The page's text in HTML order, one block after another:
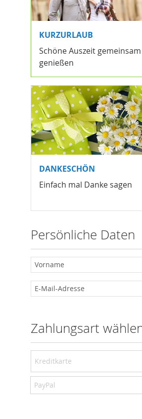
KURZURLAUB
Schöne Auszeit gemeinsam
genießen
DANKESCHÖN
Einfach mal Danke sagen
Persönliche Daten
Zahlungsart
Kreditkarte
PayPal